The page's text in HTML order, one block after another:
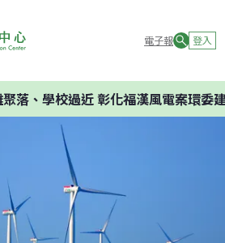
電子報 登入
學校過近 彰化福漢風電案環委建議